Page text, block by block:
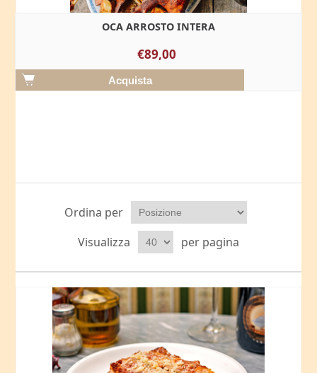
OCA ARROSTO INTERA
€89,00
Ordina per
Visualizza
per pagina